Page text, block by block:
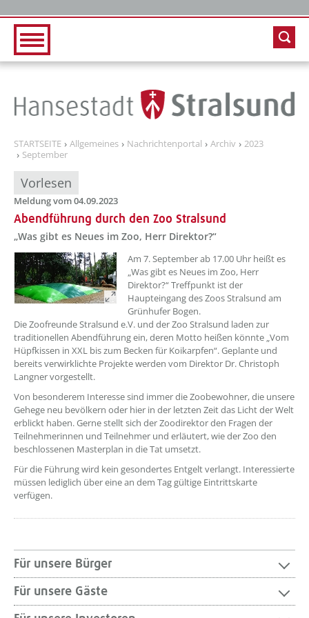
STARTSEITE Allgemeines Nachrichtenportal Archiv
2023
September
Vorlesen
Meldung vom 04.09.2023
Abendführung durch den Zoo Stralsund
„Was gibt es Neues im Zoo, Herr Direktor?“
??? absaetzeOben[1]/titel ???
Am 7. September ab 17.00 Uhr heißt es
„Was gibt es Neues im Zoo, Herr
Direktor?“ Treffpunkt ist der
Haupteingang des Zoos Stralsund am
Grünhufer Bogen.
Die Zoofreunde Stralsund e.V. und der Zoo Stralsund laden zur
traditionellen Abendführung ein, deren Motto heißen könnte „Vom
Hüpfkissen in XXL bis zum Becken für Koikarpfen“. Geplante und
bereits verwirklichte Projekte werden vom Direktor Dr. Christoph
Langner vorgestellt.
Von besonderem Interesse sind immer die Zoobewohner, die unsere
Gehege neu bevölkern oder hier in der letzten Zeit das Licht der Welt
erblickt haben. Gerne stellt sich der Zoodirektor den Fragen der
Teilnehmerinnen und Teilnehmer und erläutert, wie der Zoo den
beschlossenen Masterplan in die Tat umsetzt.
Für die Führung wird kein gesondertes Entgelt verlangt. Interessierte
müssen lediglich über eine an dem Tag gültige Eintrittskarte
verfügen.
Für unsere Bürger
Für unsere Gäste